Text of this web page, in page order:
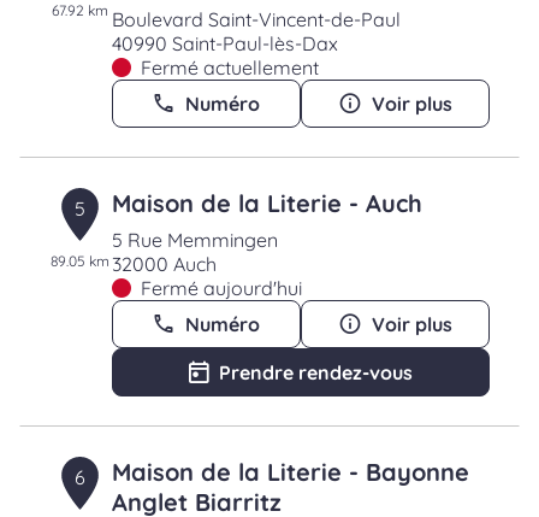
67.92 km Boulevard Saint-Vincent-de-Paul
40990 Saint-Paul-lès-Dax
Fermé actuellement
Numéro
Voir plus
5
89.05 km
Maison de la Literie - Auch
5 Rue Memmingen
32000 Auch
Fermé aujourd'hui
Numéro
Voir plus
Prendre rendez-vous
6
Maison de la Literie - Bayonne
Anglet Biarritz